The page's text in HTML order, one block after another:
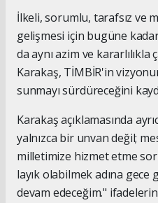
İlkeli, sorumlu, tarafsız ve
gelişmesi için bugüne
da aynı azim ve kararlılıkla
Karakaş, TİMBİR'in
sunmayı sürdüreceğini
Karakaş açıklamasında
yalnızca bir unvan değil;
milletimize hizmet etme
layık olabilmek adına gece
devam edeceğim."